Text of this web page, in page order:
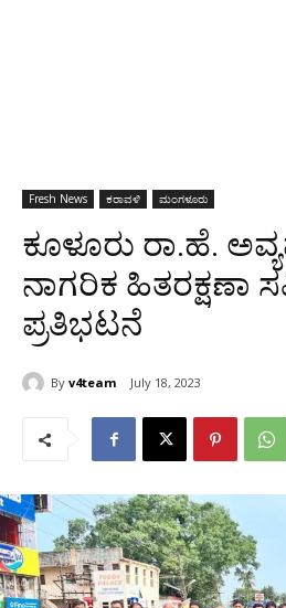
Fresh News ಕರಾವಳಿ ಮಂಗಳೂರು
ಕೂಳೂರು ರಾ.ಹೆ.
ನಾಗರಿಕ
ಪ್ರತಿಭಟನೆ
By v4team July 18, 2023